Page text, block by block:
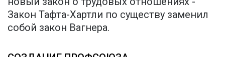
Закон Тафта-Хартли по существу заменил
собой закон Вагнера.